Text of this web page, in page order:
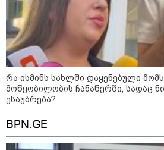
15:42 / 07-08-2026
"საიდან იცის, მან
ხდებოდა... აფხაზეთის
ვცდები სამჯერ არის
ერთხელ 10 დღეს არ
ყარყარაშვილი გიორგი
განცხადებაზე
რა ისმინს სახლში დაყენებული
მოწყობილობის ჩანაწერში, სადაც
ესაუბრება?
BPN.GE